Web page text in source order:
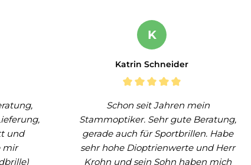
und
mir
K
Katrin Schneider
Schon seit Jahren mein
Stammoptiker. Sehr gute Beratung,
gerade auch für Sportbrillen. Habe
sehr hohe Dioptrienwerte und Herr
Krohn und sein Sohn haben mich